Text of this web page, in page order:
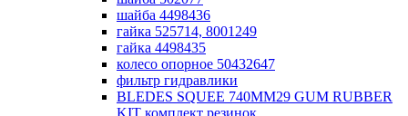
шайба 4498436
гайка 525714, 8001249
гайка 4498435
колесо опорное 50432647
фильтр гидравлики
BLEDES SQUEE 740MM29 GUM RUBBER
KIT комплект резинок